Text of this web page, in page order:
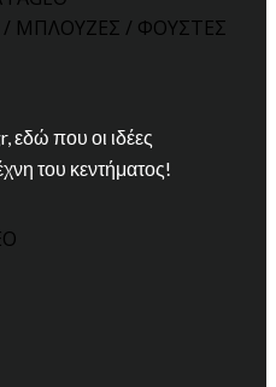
ΜΠΛΟΥΖΕΣ / ΦΟΥΣΤΕΣ
εδώ που οι ιδέες
του κεντήματος!